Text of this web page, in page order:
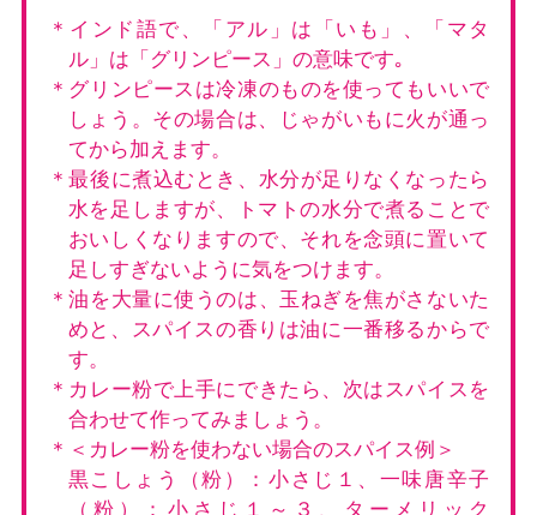
＊インド語で、「アル」は「いも」、「マタ
ル」は「グリンピース」の意味です｡
＊グリンピースは冷凍のものを使ってもいいで
しょう。その場合は、じゃがいもに火が通っ
てから加えます。
＊最後に煮込むとき、水分が足りなくなったら
水を足しますが、トマトの水分で煮ることで
おいしくなりますので、それを念頭に置いて
足しすぎないように気をつけます。
＊油を大量に使うのは、玉ねぎを焦がさないた
めと、スパイスの香りは油に一番移るからで
す。
＊カレー粉で上手にできたら、次はスパイスを
合わせて作ってみましょう。
＊＜カレー粉を使わない場合のスパイス例＞
黒こしょう（粉）：小さじ１、一味唐辛子
（粉）：小さじ１～３、ターメリック